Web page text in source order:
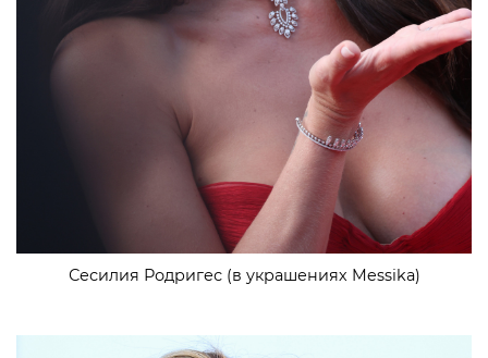
Сесилия Родригес (в украшениях Messika)